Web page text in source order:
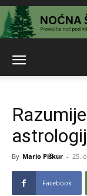
By Mario Piškur - 25.
Facebook